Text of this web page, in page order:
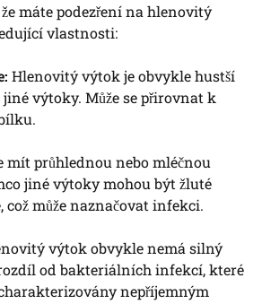
máte podezření na hlenovitý
vlastnosti:
Hlenovitý výtok je obvykle hustší
výtoky. Může se přirovnat k
mít průhlednou nebo mléčnou
jiné výtoky mohou být žluté
což může naznačovat infekci.
výtok obvykle nemá silný
od bakteriálních infekcí, které
nepříjemným